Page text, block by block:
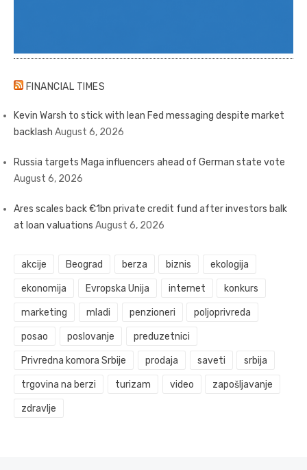
FINANCIAL TIMES
Kevin Warsh to stick with lean Fed messaging despite market
backlash August 6, 2026
Russia targets Maga influencers ahead of German state vote
August 6, 2026
Ares scales back €1bn private credit fund after investors balk
at loan valuations August 6, 2026
akcije Beograd berza biznis ekologija
ekonomija Evropska Unija internet konkurs
marketing mladi penzioneri poljoprivreda
posao poslovanje preduzetnici
Privredna komora Srbije prodaja saveti srbija
trgovina na berzi turizam video zapošljavanje
zdravlje